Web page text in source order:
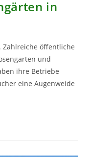
in
Zahlreiche öffentliche
und
ihre Betriebe
eine Augenweide